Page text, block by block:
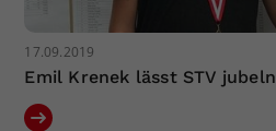
17.09.2019
Emil Krenek lässt STV jubeln